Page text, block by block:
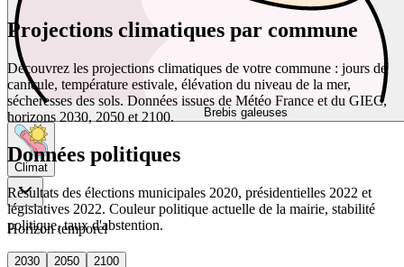
Brebis galeuses
Climat
Horizon temporel
2030 2050
2100
Projections climatiques par commune
Découvrez les projections climatiques de votre commune : jours de
canicule, température estivale, élévation du niveau de la mer,
sécheresses des sols. Données issues de Météo France et du GIEC,
horizons 2030, 2050 et 2100.
Données politiques
Résultats des élections municipales 2020, présidentielles 2022 et
législatives 2022. Couleur politique actuelle de la mairie, stabilité
politique, taux d'abstention.